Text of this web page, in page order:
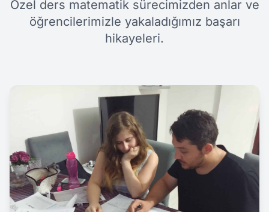
Özel ders matematik sürecimizden anlar ve
öğrencilerimizle yakaladığımız başarı
hikayeleri.